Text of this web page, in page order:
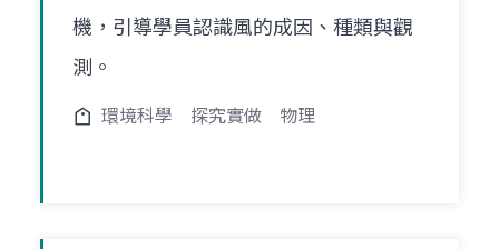
機，引導學員認識風的成因、種類與觀
測。
環境科學 探究實做 物理